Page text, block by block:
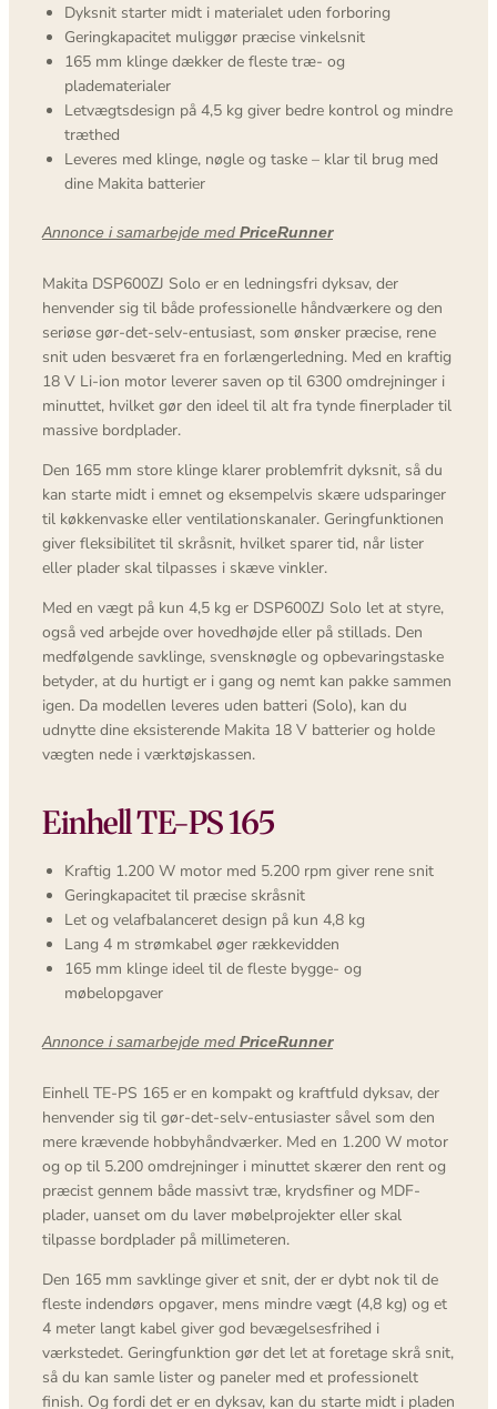
Dyksnit starter midt i materialet uden forboring
Geringkapacitet muliggør præcise vinkelsnit
165 mm klinge dækker de fleste træ- og
pladematerialer
Letvægtsdesign på 4,5 kg giver bedre kontrol og mindre
træthed
Leveres med klinge, nøgle og taske – klar til brug med
dine Makita batterier
Annonce i samarbejde med PriceRunner
Makita DSP600ZJ Solo er en ledningsfri dyksav, der
henvender sig til både professionelle håndværkere og den
seriøse gør-det-selv-entusiast, som ønsker præcise, rene
snit uden besværet fra en forlængerledning. Med en kraftig
18 V Li-ion motor leverer saven op til 6300 omdrejninger i
minuttet, hvilket gør den ideel til alt fra tynde finerplader til
massive bordplader.
Den 165 mm store klinge klarer problemfrit dyksnit, så du
kan starte midt i emnet og eksempelvis skære udsparinger
til køkkenvaske eller ventilationskanaler. Geringfunktionen
giver fleksibilitet til skråsnit, hvilket sparer tid, når lister
eller plader skal tilpasses i skæve vinkler.
Med en vægt på kun 4,5 kg er DSP600ZJ Solo let at styre,
også ved arbejde over hovedhøjde eller på stillads. Den
medfølgende savklinge, svensknøgle og opbevaringstaske
betyder, at du hurtigt er i gang og nemt kan pakke sammen
igen. Da modellen leveres uden batteri (Solo), kan du
udnytte dine eksisterende Makita 18 V batterier og holde
vægten nede i værktøjskassen.
Einhell TE-PS 165
Kraftig 1.200 W motor med 5.200 rpm giver rene snit
Geringkapacitet til præcise skråsnit
Let og velafbalanceret design på kun 4,8 kg
Lang 4 m strømkabel øger rækkevidden
165 mm klinge ideel til de fleste bygge- og
møbelopgaver
Annonce i samarbejde med PriceRunner
Einhell TE-PS 165 er en kompakt og kraftfuld dyksav, der
henvender sig til gør-det-selv-entusiaster såvel som den
mere krævende hobbyhåndværker. Med en 1.200 W motor
og op til 5.200 omdrejninger i minuttet skærer den rent og
præcist gennem både massivt træ, krydsfiner og MDF-
plader, uanset om du laver møbelprojekter eller skal
tilpasse bordplader på millimeteren.
Den 165 mm savklinge giver et snit, der er dybt nok til de
fleste indendørs opgaver, mens mindre vægt (4,8 kg) og et
4 meter langt kabel giver god bevægelsesfrihed i
værkstedet. Geringfunktion gør det let at foretage skrå snit,
så du kan samle lister og paneler med et professionelt
finish. Og fordi det er en dyksav, kan du starte midt i pladen